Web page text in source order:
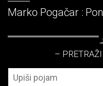
Marko Pogačar :
–